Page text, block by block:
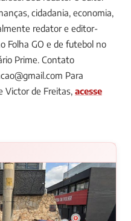
Unijorge, de Salvador.
voltados para a área
web" e "técnicas de SEO",
além de curso sobre
Sou redator e editor
cidadania, economia,
redator e editor-
Victor de Freitas,acesse